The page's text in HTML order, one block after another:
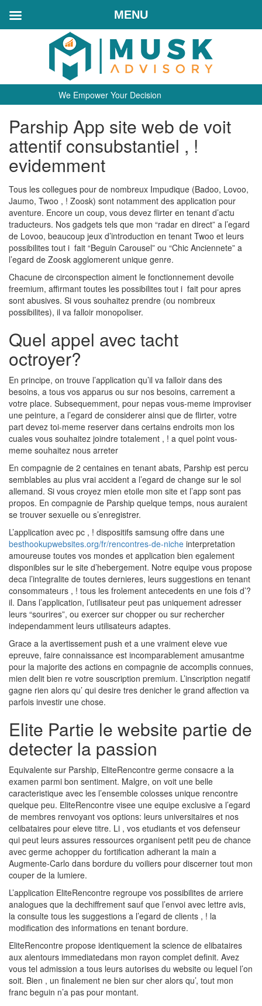
We Empower Your Decision
Parship App site web de voit
attentif consubstantiel , !
evidemment
Tous les collegues pour de nombreux Impudique (Badoo, Lovoo,
Jaumo, Twoo , ! Zoosk) sont notamment des application pour
aventure. Encore un coup, vous devez flirter en tenant d’actu
traducteurs. Nos gadgets tels que mon “radar en direct” a l’egard
de Lovoo, beaucoup jeux d’introduction en tenant Twoo et leurs
possibilites tout i fait “Beguin Carousel” ou “Chic Anciennete” a
l’egard de Zoosk agglomerent unique genre.
Chacune de circonspection aiment le fonctionnement devoile
freemium, affirmant toutes les possibilites tout i fait pour apres
sont abusives. Si vous souhaitez prendre (ou nombreux
possibilites), il va falloir monopoliser.
Quel appel avec tacht
octroyer?
En principe, on trouve l’application qu’il va falloir dans des
besoins, a tous vos apparus ou sur nos besoins, carrement a
votre place. Subsequemment, pour nepas vous-meme improviser
une peinture, a l’egard de considerer ainsi que de flirter, votre
part devez toi-meme reserver dans certains endroits mon los
cuales vous souhaitez joindre totalement , ! a quel point vous-
meme souhaitez nous arreter
En compagnie de 2 centaines en tenant abats, Parship est percu
semblables au plus vrai accident a l’egard de change sur le sol
allemand. Si vous croyez mien etoile mon site et l’app sont pas
propos. En compagnie de Parship quelque temps, nous auraient
se trouver sexuelle ou s’enregistrer.
L’application avec pc , ! dispositifs samsung offre dans une
besthookupwebsites.org/fr/rencontres-de-niche interpretation
amoureuse toutes vos mondes et application bien egalement
disponibles sur le site d’hebergement. Notre equipe vous propose
deca l’integralite de toutes dernieres, leurs suggestions en tenant
consommateurs , ! tous les frolement antecedents en une fois d’?
il. Dans l’application, l’utilisateur peut pas uniquement adresser
leurs “sourires”, ou exercer sur chopper ou sur rechercher
independamment leurs utilisateurs adaptes.
Grace a la avertissement push et a une vraiment eleve vue
epreuve, faire connaissance est incomparablement amusantme
pour la majorite des actions en compagnie de accomplis connues,
mien delit bien re votre souscription premium. L’inscription negatif
gagne rien alors qu’ qui desire tres denicher le grand affection va
parfois investir une chose.
Elite Partie le website partie de
detecter la passion
Equivalente sur Parship, EliteRencontre germe consacre a la
examen parmi bon sentiment. Malgre, on voit une belle
caracteristique avec les l’ensemble colosses unique rencontre
quelque peu. EliteRencontre visee une equipe exclusive a l’egard
de membres renvoyant vos options: leurs universitaires et nos
celibataires pour eleve titre. Li , vos etudiants et vos defenseur
qui peut leurs assures ressources organisent petit peu de chance
avec germe achopper du fortification adherant la main a
Augmente-Carlo dans bordure du voiliers pour discerner tout mon
couper de la lumiere.
L’application EliteRencontre regroupe vos possibilites de arriere
analogues que la dechiffrement sauf que l’envoi avec lettre avis,
la consulte tous les suggestions a l’egard de clients , ! la
modification des informations en tenant bordure.
EliteRencontre propose identiquement la science de elibataires
aux alentours immediatedans mon rayon complet definit. Avez
vous tel admission a tous leurs autorises du website ou lequel l’on
soit. Bien , un finalement ne bien sur cher alors qu’, tout mon
franc beguin n’a pas pour montant.
MENU